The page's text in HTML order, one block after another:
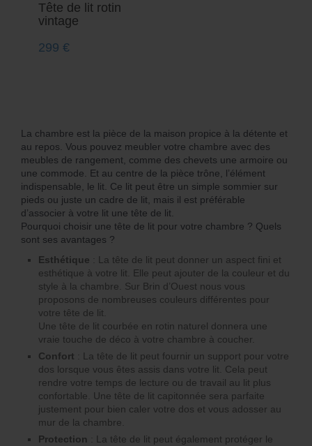
Tête de lit rotin
vintage
299 €
La chambre est la pièce de la maison propice à la détente et
au repos. Vous pouvez meubler votre chambre avec des
meubles de rangement, comme des chevets une armoire ou
une commode. Et au centre de la pièce trône, l’élément
indispensable, le lit. Ce lit peut être un simple sommier sur
pieds ou juste un cadre de lit, mais il est préférable
d’associer à votre lit une tête de lit.
Pourquoi choisir une tête de lit pour votre chambre ? Quels
sont ses avantages ?
Esthétique : La tête de lit peut donner un aspect fini et
esthétique à votre lit. Elle peut ajouter de la couleur et du
style à la chambre. Sur Brin d’Ouest nous vous
proposons de nombreuses couleurs différentes pour
votre tête de lit.
Une tête de lit courbée en rotin naturel donnera une
vraie touche de déco à votre chambre à coucher.
Confort : La tête de lit peut fournir un support pour votre
dos lorsque vous êtes assis dans votre lit. Cela peut
rendre votre temps de lecture ou de travail au lit plus
confortable. Une tête de lit capitonnée sera parfaite
justement pour bien caler votre dos et vous adosser au
mur de la chambre.
Protection
: La tête de lit peut également protéger le